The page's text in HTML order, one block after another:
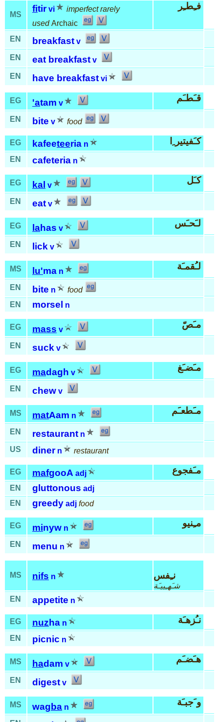
MS
fitir vi
imperfect rarely
usedArchaic
فـِطـِر
EN breakfast v
EN
eat breakfast v
EN
have breakfast vi
EG 'atam v قـَطـَم
EN bite v food
EG kafeeteeria n كـَفيتير ِا
EN cafeteria n
EG kal v كـَل
EN eat v
EG lahas v لـَحـَس
EN lick v
MS lu'ma n لـُقمـَة
EN bite n
food
EN
morsel n
EG mass v مـَصّ
EN suck v
EG madagh v مـَضـَغ
EN chew v
MS matAam n مـَطعـَم
EN restaurant n
US
diner n restaurant
EG mafgooA adj مـَفجوع
EN gluttonous adj
EN
greedy adj food
EG minyw n مـِنيو
EN menu n
MS nifs n نـِفس
شـَهـِييـَة
EN
appetite n
EG nuzha n نـُزهـَة
EN picnic n
MS hadam v هـَضـَم
EN digest v
MS wagba n و َجبـَة